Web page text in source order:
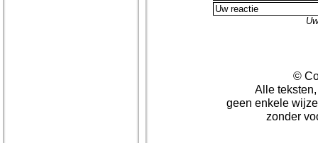
©
Alle
geen enkele
zonder